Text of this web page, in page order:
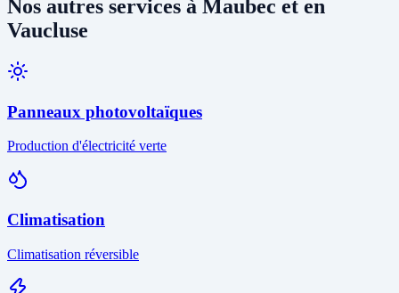
Nos autres services à Maubec et en
Vaucluse
Panneaux photovoltaïques
Production d'électricité verte
Climatisation
Climatisation réversible